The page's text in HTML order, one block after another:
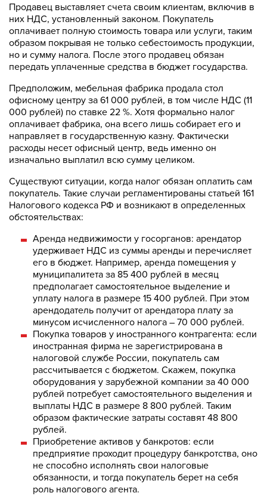
Продавец выставляет счета своим клиентам, включив в
них НДС, установленный законом. Покупатель
оплачивает полную стоимость товара или услуги, таким
образом покрывая не только себестоимость продукции,
но и сумму налога. После этого продавец обязан
передать уплаченные средства в бюджет государства.
Предположим, мебельная фабрика продала стол
офисному центру за 61 000 рублей, в том числе НДС (11
000 рублей) по ставке 22 %. Хотя формально налог
оплачивает фабрика, она всего лишь собирает его и
направляет в государственную казну. Фактически
расходы несет офисный центр, ведь именно он
изначально выплатил всю сумму целиком.
Существуют ситуации, когда налог обязан оплатить сам
покупатель. Такие случаи регламентированы статьей 161
Налогового кодекса РФ и возникают в определенных
обстоятельствах:
Аренда недвижимости у госорганов: арендатор
удерживает НДС из суммы аренды и перечисляет
его в бюджет. Например, аренда помещения у
муниципалитета за 85 400 рублей в месяц
предполагает самостоятельное выделение и
уплату налога в размере 15 400 рублей. При этом
арендодатель получит от арендатора плату за
минусом исчисленного налога – 70 000 рублей.
Покупка товаров у иностранного контрагента: если
иностранная фирма не зарегистрирована в
налоговой службе России, покупатель сам
рассчитывается с бюджетом. Скажем, покупка
оборудования у зарубежной компании за 40 000
рублей потребует самостоятельного выделения и
выплаты НДС в размере 8 800 рублей. Таким
образом фактические затраты составят 48 800
рублей.
Приобретение активов у банкротов: если
предприятие проходит процедуру банкротства, оно
не способно исполнять свои налоговые
обязанности, и тогда покупатель берет на себя
роль налогового агента.